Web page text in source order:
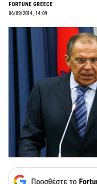
FORTUNE GREECE
06/09/2014, 14:09